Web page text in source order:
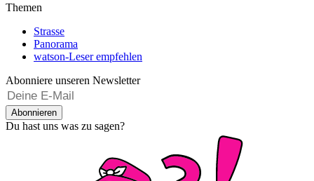
Themen
Strasse
Panorama
watson-Leser empfehlen
Abonniere unseren Newsletter
Abonnieren
Du hast uns was zu sagen?